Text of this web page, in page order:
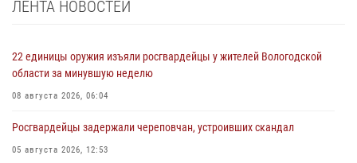
ЛЕНТА НОВОСТЕЙ
22 единицы оружия изъяли росгвардейцы у жителей Вологодской
области за минувшую неделю
08 августа 2026, 06:04
Росгвардейцы задержали череповчан, устроивших скандал
05 августа 2026, 12:53